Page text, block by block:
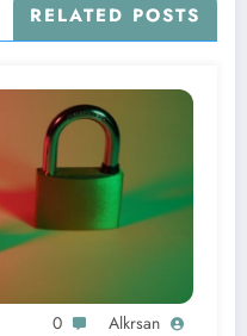
RELATED POSTS
Alkrsan
0